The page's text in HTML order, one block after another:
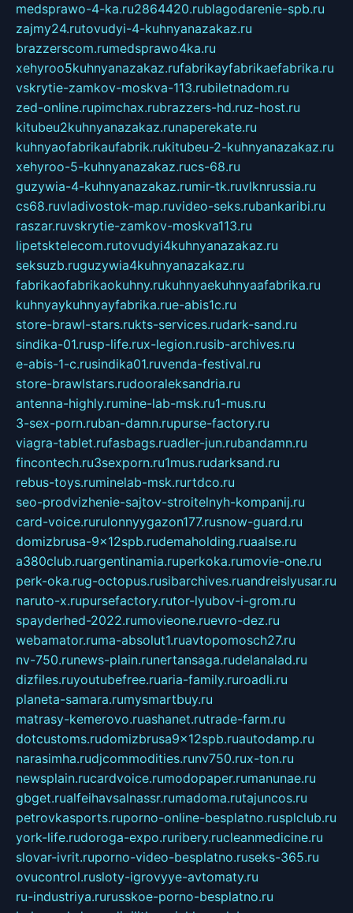
medsprawo-4-ka.ru2864420.rublagodarenie-spb.ru
zajmy24.rutovudyi-4-kuhnyanazakaz.ru
brazzerscom.rumedsprawo4ka.ru
xehyroo5kuhnyanazakaz.rufabrikayfabrikaefabrika.ru
vskrytie-zamkov-moskva-113.rubiletnadom.ru
zed-online.rupimchax.rubrazzers-hd.ruz-host.ru
kitubeu2kuhnyanazakaz.runaperekate.ru
kuhnyaofabrikaufabrik.rukitubeu-2-kuhnyanazakaz.ru
xehyroo-5-kuhnyanazakaz.rucs-68.ru
guzywia-4-kuhnyanazakaz.rumir-tk.ruvlknrussia.ru
cs68.ruvladivostok-map.ruvideo-seks.rubankaribi.ru
raszar.ruvskrytie-zamkov-moskva113.ru
lipetsktelecom.rutovudyi4kuhnyanazakaz.ru
seksuzb.ruguzywia4kuhnyanazakaz.ru
fabrikaofabrikaokuhny.rukuhnyaekuhnyaafabrika.ru
kuhnyaykuhnyayfabrika.rue-abis1c.ru
store-brawl-stars.rukts-services.rudark-sand.ru
sindika-01.rusp-life.rux-legion.rusib-archives.ru
e-abis-1-c.rusindika01.ruvenda-festival.ru
store-brawlstars.rudooraleksandria.ru
antenna-highly.rumine-lab-msk.ru1-mus.ru
3-sex-porn.ruban-damn.rupurse-factory.ru
viagra-tablet.rufasbags.ruadler-jun.rubandamn.ru
fincontech.ru3sexporn.ru1mus.rudarksand.ru
rebus-toys.ruminelab-msk.rurtdco.ru
seo-prodvizhenie-sajtov-stroitelnyh-kompanij.ru
card-voice.rurulonnyygazon177.rusnow-guard.ru
domizbrusa-9x12spb.rudemaholding.ruaalse.ru
a380club.ruargentinamia.ruperkoka.rumovie-one.ru
perk-oka.rug-octopus.rusibarchives.ruandreislyusar.ru
naruto-x.rupursefactory.rutor-lyubov-i-grom.ru
spayderhed-2022.rumovieone.ruevro-dez.ru
webamator.ruma-absolut1.ruavtopomosch27.ru
nv-750.runews-plain.runertansaga.rudelanalad.ru
dizfiles.ruyoutubefree.ruaria-family.ruroadli.ru
planeta-samara.rumysmartbuy.ru
matrasy-kemerovo.ruashanet.rutrade-farm.ru
dotcustoms.rudomizbrusa9x12spb.ruautodamp.ru
narasimha.rudjcommodities.runv750.rux-ton.ru
newsplain.rucardvoice.rumodopaper.rumanunae.ru
gbget.rualfeihavsalnassr.rumadoma.rutajuncos.ru
petrovkasports.ruporno-online-besplatno.rusplclub.ru
york-life.rudoroga-expo.ruribery.rucleanmedicine.ru
slovar-ivrit.ruporno-video-besplatno.ruseks-365.ru
ovucontrol.rusloty-igrovyye-avtomaty.ru
ru-industriya.rurusskoe-porno-besplatno.ru